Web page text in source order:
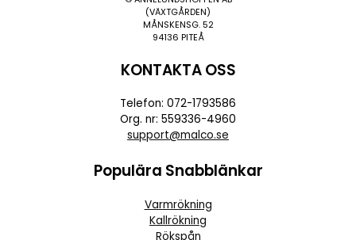
(VÄXTGÅRDEN)
MÅNSKENSG. 52
94136 PITEÅ
KONTAKTA OSS
Telefon: 072-1793586
Org. nr: 559336-4960
support@malco.se
Populära Snabblänkar
Varmrökning
Kallrökning
Rökspån